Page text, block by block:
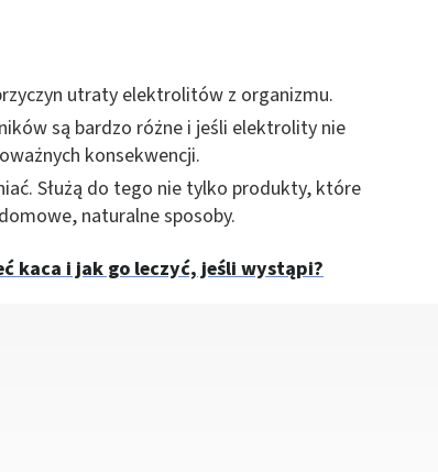
utraty elektrolitów z organizmu.
są bardzo różne i jeśli elektrolity nie
konsekwencji.
Służą do tego nie tylko produkty, które
naturalne sposoby.
kaca i jak go leczyć, jeśli wystąpi?